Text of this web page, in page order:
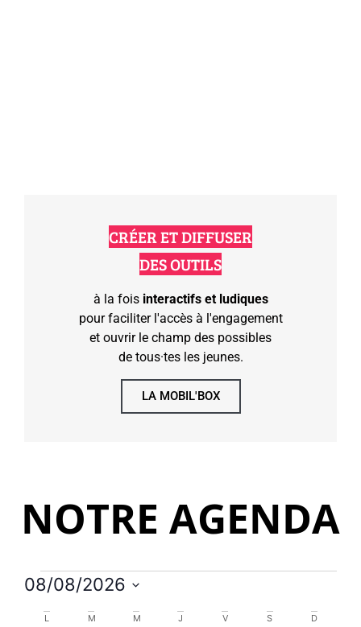
CRÉER ET DIFFUSER
DES OUTILS
à la fois interactifs et ludiques
pour faciliter l'accès à l'engagement
et ouvrir le champ des possibles
de tous·tes les jeunes.
LA MOBIL'BOX
NOTRE AGENDA